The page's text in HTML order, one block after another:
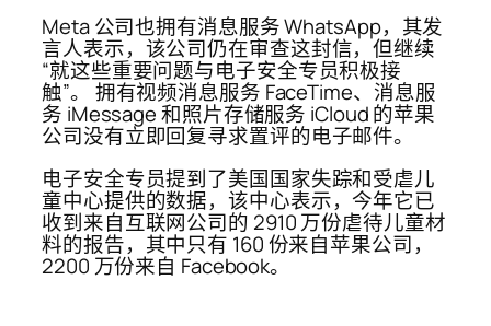
Meta 公司也拥有消息服务 WhatsApp，其发
言人表示，该公司仍在审查这封信，但继续
“就这些重要问题与电子安全专员积极接
触”。 拥有视频消息服务 FaceTime、消息服
务 iMessage 和照片存储服务 iCloud 的苹果
公司没有立即回复寻求置评的电子邮件。
电子安全专员提到了美国国家失踪和受虐儿
童中心提供的数据，该中心表示，今年它已
收到来自互联网公司的 2910 万份虐待儿童材
料的报告，其中只有 160 份来自苹果公司，
2200 万份来自 Facebook。